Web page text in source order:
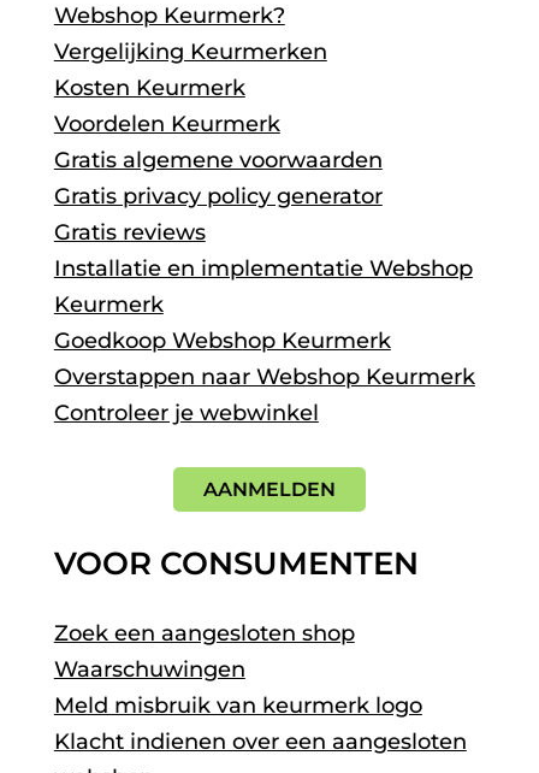
Webshop Keurmerk?
Vergelijking Keurmerken
Kosten Keurmerk
Voordelen Keurmerk
Gratis algemene voorwaarden
Gratis privacy policy generator
Gratis reviews
Installatie en implementatie Webshop
Keurmerk
Goedkoop Webshop Keurmerk
Overstappen naar Webshop Keurmerk
Controleer je webwinkel
AANMELDEN
VOOR CONSUMENTEN
Zoek een aangesloten shop
Waarschuwingen
Meld misbruik van keurmerk logo
Klacht indienen over een aangesloten